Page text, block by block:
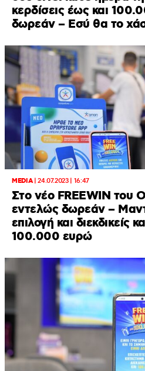
κερδίσεις έως και
δωρεάν – Εσύ θα το
MEDIA|24.07.2023 | 16:47
Στο νέο FREEWIN του
εντελώς δωρεάν –
επιλογή και διεκδικείς
100.000 ευρώ